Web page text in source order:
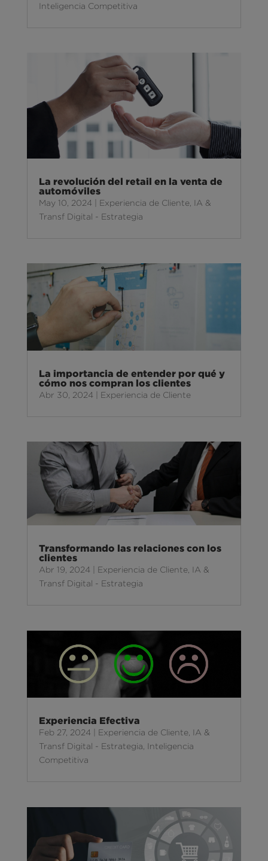
Inteligencia Competitiva
La revolución del retail en la venta de
automóviles
May 10, 2024| Experiencia de Cliente, IA &
Transf Digital - Estrategia
La importancia de entender por qué y
cómo nos compran los clientes
Abr 30, 2024| Experiencia de Cliente
Transformando las relaciones con los
clientes
Abr 19, 2024| Experiencia de Cliente, IA &
Transf Digital - Estrategia
Experiencia Efectiva
Feb 27, 2024| Experiencia de Cliente, IA &
Transf Digital - Estrategia Inteligencia
Competitiva